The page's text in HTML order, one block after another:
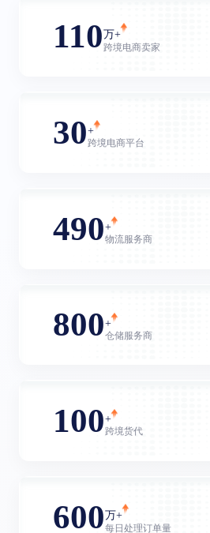
110万+
跨境电商卖家
30+
跨境电商平台
490+
物流服务商
800+
仓储服务商
100+
跨境货代
600万+
每日处理订单量